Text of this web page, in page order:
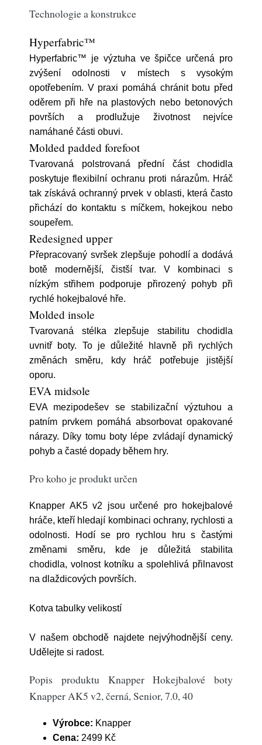
Technologie a konstrukce
Hyperfabric™
Hyperfabric™ je výztuha ve špičce určená pro
zvýšení odolnosti v místech s vysokým
opotřebením. V praxi pomáhá chránit botu před
oděrem při hře na plastových nebo betonových
površích a prodlužuje životnost nejvíce
namáhané části obuvi.
Molded padded forefoot
Tvarovaná polstrovaná přední část chodidla
poskytuje flexibilní ochranu proti nárazům. Hráč
tak získává ochranný prvek v oblasti, která často
přichází do kontaktu s míčkem, hokejkou nebo
soupeřem.
Redesigned upper
Přepracovaný svršek zlepšuje pohodlí a dodává
botě modernější, čistší tvar. V kombinaci s
nízkým střihem podporuje přirozený pohyb při
rychlé hokejbalové hře.
Molded insole
Tvarovaná stélka zlepšuje stabilitu chodidla
uvnitř boty. To je důležité hlavně při rychlých
změnách směru, kdy hráč potřebuje jistější
oporu.
EVA midsole
EVA mezipodešev se stabilizační výztuhou a
patním prvkem pomáhá absorbovat opakované
nárazy. Díky tomu boty lépe zvládají dynamický
pohyb a časté dopady během hry.
Pro koho je produkt určen
Knapper AK5 v2 jsou určené pro hokejbalové
hráče, kteří hledají kombinaci ochrany, rychlosti a
odolnosti. Hodí se pro rychlou hru s častými
změnami směru, kde je důležitá stabilita
chodidla, volnost kotníku a spolehlivá přilnavost
na dlaždicových površích.
Kotva tabulky velikostí
V našem obchodě najdete nejvýhodnější ceny.
Udělejte si radost.
Popis produktu Knapper Hokejbalové boty
Knapper AK5 v2, černá, Senior, 7.0, 40
Výrobce: Knapper
Cena: 2499 Kč